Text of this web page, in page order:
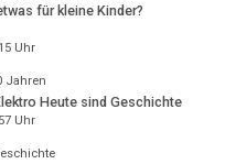
für kleine Kinder?
Uhr
Jahren
Heute sind Geschichte
Uhr